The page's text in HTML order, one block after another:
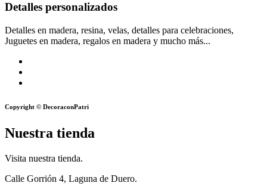
Detalles personalizados
Detalles en madera, resina, velas, detalles para celebraciones,
Juguetes en madera, regalos en madera y mucho más...
Copyright © DecoraconPatri
Nuestra tienda
Visita nuestra tienda.
Calle Gorrión 4, Laguna de Duero.